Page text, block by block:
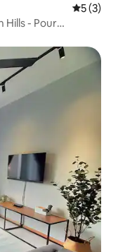
5 (3)
Hills - Pour